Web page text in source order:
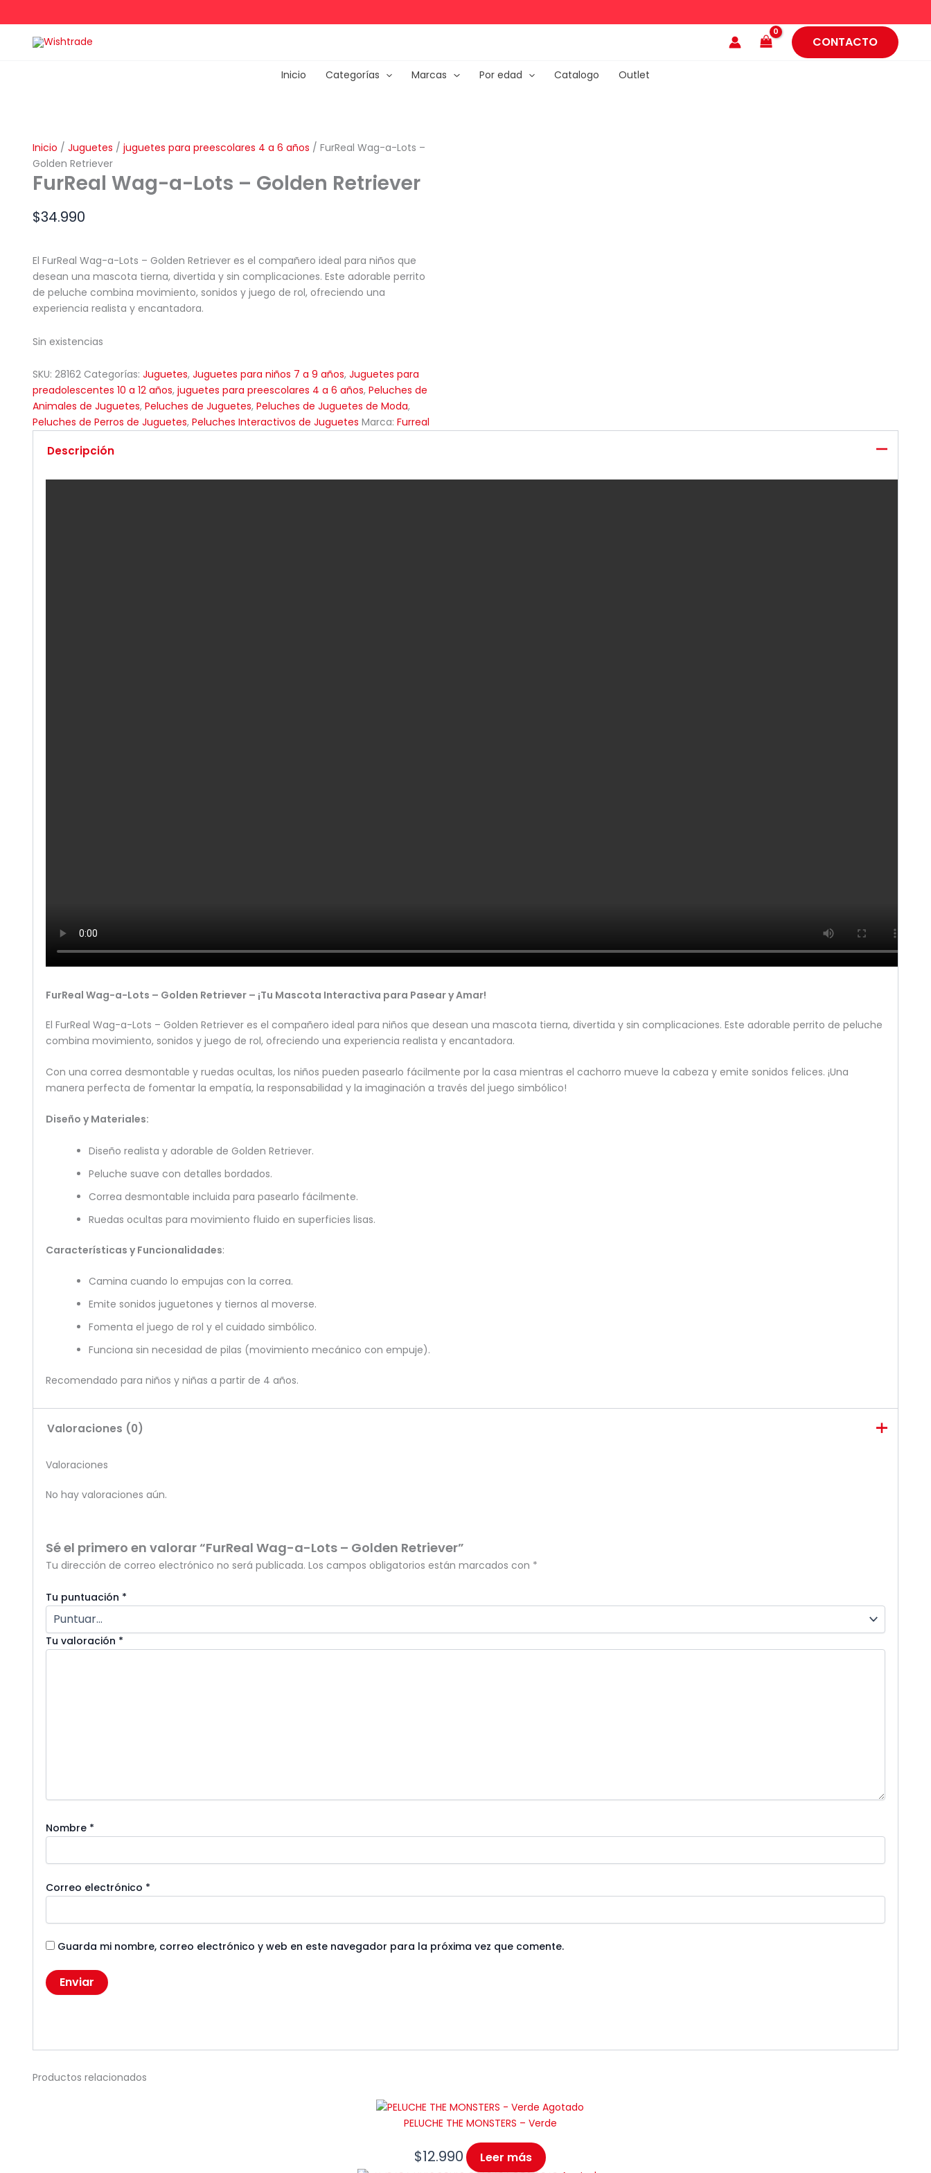
al
contenido
CONTACTO
Inicio Categorías Marcas Por edad Catalogo Outlet
Inicio / Juguetes / juguetes para preescolares 4 a 6 años / FurReal Wag-a-Lots –
Golden Retriever
FurReal Wag-a-Lots – Golden Retriever
$34.990
El FurReal Wag-a-Lots – Golden Retriever es el compañero ideal para niños que
desean una mascota tierna, divertida y sin complicaciones. Este adorable perrito
de peluche combina movimiento, sonidos y juego de rol, ofreciendo una
experiencia realista y encantadora.
Sin existencias
SKU: 28162 Categorías: Juguetes, Juguetes para niños 7 a 9 años, Juguetes para
preadolescentes 10 a 12 años, juguetes para preescolares 4 a 6 años, Peluches de
Animales de Juguetes, Peluches de Juguetes, Peluches de Juguetes de Moda,
Peluches de Perros de Juguetes, Peluches Interactivos de Juguetes Marca: Furreal
Descripción
FurReal Wag-a-Lots – Golden Retriever – ¡Tu Mascota Interactiva para Pasear y Amar!
El FurReal Wag-a-Lots – Golden Retriever es el compañero ideal para niños que desean una mascota tierna, divertida y sin complicaciones. Este adorable perrito de peluche
combina movimiento, sonidos y juego de rol, ofreciendo una experiencia realista y encantadora.
Con una correa desmontable y ruedas ocultas, los niños pueden pasearlo fácilmente por la casa mientras el cachorro mueve la cabeza y emite sonidos felices. ¡Una
manera perfecta de fomentar la empatía, la responsabilidad y la imaginación a través del juego simbólico!
Diseño y Materiales:
Diseño realista y adorable de Golden Retriever.
Peluche suave con detalles bordados.
Correa desmontable incluida para pasearlo fácilmente.
Ruedas ocultas para movimiento fluido en superficies lisas.
Características y Funcionalidades:
Camina cuando lo empujas con la correa.
Emite sonidos juguetones y tiernos al moverse.
Fomenta el juego de rol y el cuidado simbólico.
Funciona sin necesidad de pilas (movimiento mecánico con empuje).
Recomendado para niños y niñas a partir de 4 años.
Valoraciones (0)
Valoraciones
No hay valoraciones aún.
Sé el primero en valorar “FurReal Wag-a-Lots – Golden Retriever”
Tu dirección de correo electrónico no será publicada. Los campos obligatorios están marcados con *
Tu puntuación *
Tu valoración *
Nombre *
Correo electrónico *
Guarda mi nombre, correo electrónico y web en este navegador para la próxima vez que comente.
Productos relacionados
Agotado
PELUCHE THE MONSTERS – Verde
$12.990 Leer más